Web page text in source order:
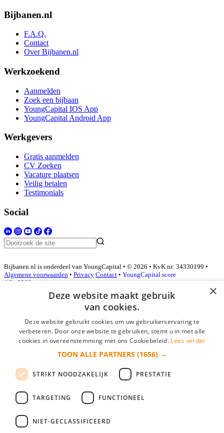
Bijbanen.nl
F.A.Q.
Contact
Over Bijbanen.nl
Werkzoekend
Aanmelden
Zoek een bijbaan
YoungCapital IOS App
YoungCapital Android App
Werkgevers
Gratis aanmelden
CV Zoeken
Vacature plaatsen
Veilig betalen
Testimonials
Social
Bijbanen.nl is onderdeel van YoungCapital • © 2026 • KvK nr: 34330199 •
Algemene voorwaarden • Privacy Contact • YoungCapital score
4.3 - 3366 reviews
Inloggen als bedrijf
*
login gegevens onthouden
login
Bedrijf aanmelden
×
Deze website maakt gebruik
van cookies.
Deze website gebruikt cookies om uw gebruikerservaring te
verbeteren. Door onze website te gebruiken, stemt u in met alle
cookies in overeenstemming met ons Cookiebeleid. Lees verder
TOON ALLE PARTNERS (1656) →
STRIKT NOODZAKELIJK PRESTATIE
TARGETING FUNCTIONEEL
NIET-GECLASSIFICEERD